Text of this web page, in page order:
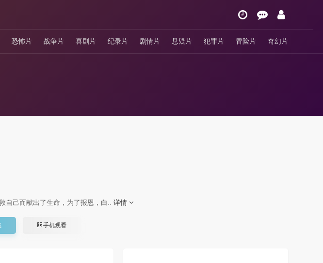
恐怖片 战争片 喜剧片 纪录片 剧情片 悬疑片 犯罪片 冒险片 奇幻片
己而献出了生命，为了报恩，白.. 详情
手机观看